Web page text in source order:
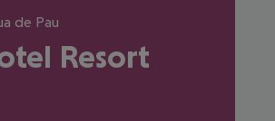
de Pau
Resort